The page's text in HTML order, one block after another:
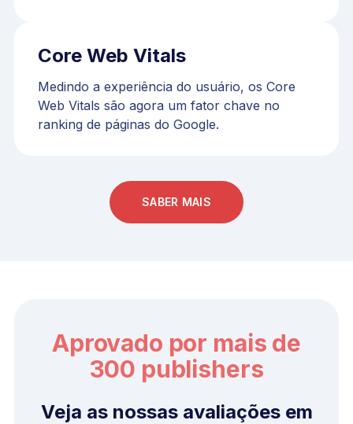
Core Web Vitals
Medindo a experiência do usuário, os Core
Web Vitals são agora um fator chave no
ranking de páginas do Google.
SABER MAIS
Aprovado por mais de
300 publishers
Veja as nossas avaliações em